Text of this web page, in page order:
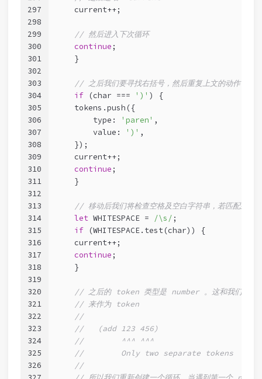
297
298
299
300
301
302
303
304
305
306
307
308
309
310
311
312
313
314
315
316
317
318
319
320
321
322
323
324
325
326
    current++;
// 然后进入下次循环
continue ;
    }
// 之后我们要寻找右括号，然后重复上文的动作
if (char === ')' ) {
    tokens.push({
        type:
'paren' ,
        value:
')' ,
    });
    current++;
continue ;
    }
// 移动后我们将检查空格及空白字符串，若匹配到则
let WHITESPACE = /\s/ ;
if (WHITESPACE.test(char)) {
    current++;
continue ;
    }
// 之后的 token 类型是 number 。这和我们刚刚
// 来作为 token
//
//   (add 123 456)
//        ^^^ ^^^
//        Only two separate tokens
//